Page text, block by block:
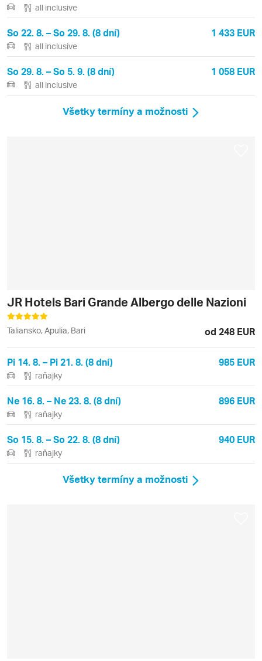
all inclusive
So 22. 8. – So 29. 8. (8 dní) 1 433 EUR
all inclusive
So 29. 8. – So 5. 9. (8 dní) 1 058 EUR
all inclusive
Všetky termíny a možnosti
JR Hotels Bari Grande Albergo delle Nazioni
Taliansko, Apulia, Bari od 248 EUR
Pi 14. 8. – Pi 21. 8. (8 dní) 985 EUR
raňajky
Ne 16. 8. – Ne 23. 8. (8 dní) 896 EUR
raňajky
So 15. 8. – So 22. 8. (8 dní) 940 EUR
raňajky
Všetky termíny a možnosti